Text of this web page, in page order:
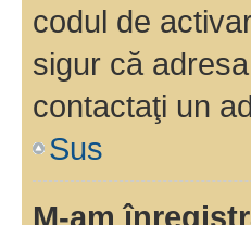
codul de
sigur că
contactaţi un
Sus
M-am